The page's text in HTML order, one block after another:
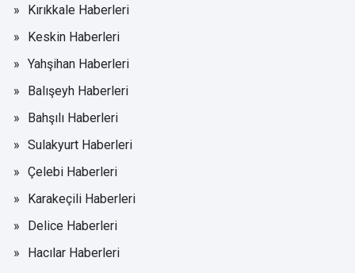
Kırıkkale Haberleri
Keskin Haberleri
Yahşihan Haberleri
Balışeyh Haberleri
Bahşılı Haberleri
Sulakyurt Haberleri
Çelebi Haberleri
Karakeçili Haberleri
Delice Haberleri
Hacılar Haberleri